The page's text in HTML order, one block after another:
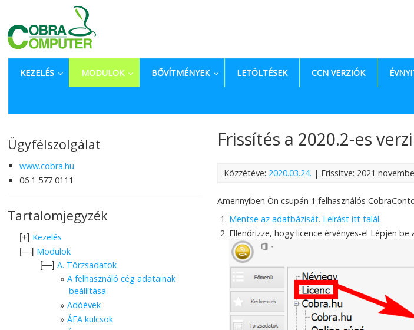
KEZELÉS MODULOK BŐVÍTMÉNYEK LETÖLTÉSEK CCN VERZIÓK
Frissítés a 2020.2-es
Közzétéve: 2020.03.24. | Frissítve: 2021
Amennyiben Ön csupán 1 felhasználós
Mentse az adatbázisát. Leírást itt talál.
Ellenőrizze, hogy licence érvényes-e! Lépjen
Ügyfélszolgálat
www.cobra.hu
06 1 577 0111
Tartalomjegyzék
[+] Kezelés
[—] Modulok
[—] A. Törzsadatok
A felhasználó cég adatainak
beállítása
Adóévek
ÁFA kulcsok